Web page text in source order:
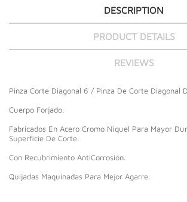
DESCRIPTION
PRODUCT DETAILS
REVIEWS
Pinza Corte Diagonal 6 / Pinza De Corte Diagonal
Cuerpo Forjado.
Fabricados En Acero Cromo Níquel Para Mayor
Superficie De Corte.
Con Recubrimiento AntiCorrosión.
Quijadas Maquinadas Para Mejor Agarre.